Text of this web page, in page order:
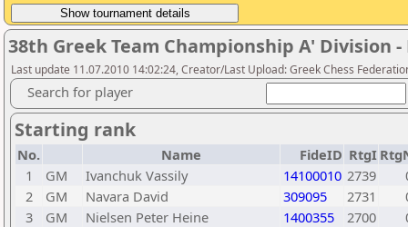
38th Greek Team Championship A' Division
Last update 11.07.2010 14:02:24, Creator/Last Upload: Greek Chess
Search for player
Starting rank
No. Name FideID RtgI
1
GM Ivanchuk Vassily 14100010 2739
2
GM Navara David 309095 2731
3
GM Nielsen Peter Heine 1400355 2700